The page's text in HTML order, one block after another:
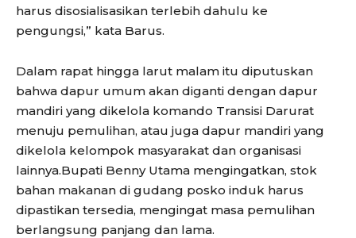
harus disosialisasikan terlebih dahulu ke
pengungsi,” kata Barus.
Dalam rapat hingga larut malam itu diputuskan
bahwa dapur umum akan diganti dengan dapur
mandiri yang dikelola komando Transisi Darurat
menuju pemulihan, atau juga dapur mandiri yang
dikelola kelompok masyarakat dan organisasi
lainnya.Bupati Benny Utama mengingatkan, stok
bahan makanan di gudang posko induk harus
dipastikan tersedia, mengingat masa pemulihan
berlangsung panjang dan lama.